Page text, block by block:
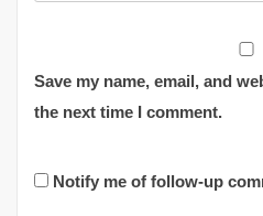
Save my name, email, and
the next time I comment.
Notify me of follow-up